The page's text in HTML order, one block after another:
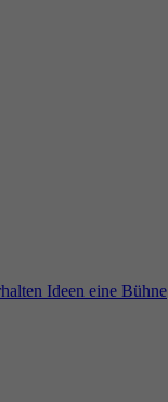
Ideen eine Bühne